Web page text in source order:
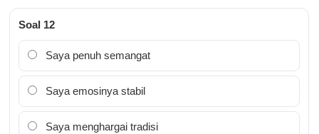
Soal 12
Saya penuh semangat
Saya emosinya stabil
Saya menghargai tradisi